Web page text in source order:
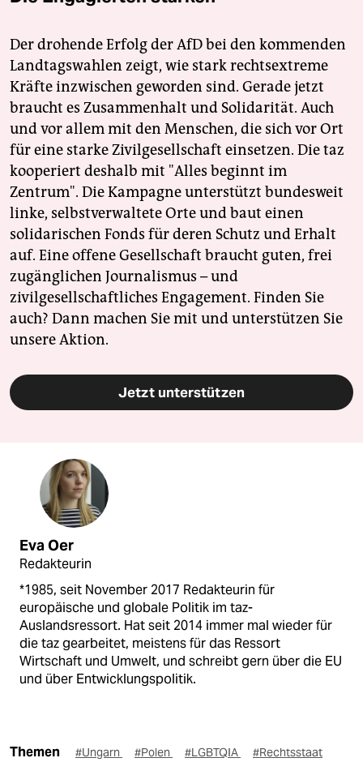
Der drohende Erfolg der AfD bei den kommenden
Landtagswahlen zeigt, wie stark rechtsextreme
Kräfte inzwischen geworden sind. Gerade jetzt
braucht es Zusammenhalt und Solidarität. Auch
und vor allem mit den Menschen, die sich vor Ort
für eine starke Zivilgesellschaft einsetzen. Die taz
kooperiert deshalb mit "Alles beginnt im
Zentrum". Die Kampagne unterstützt bundesweit
linke, selbstverwaltete Orte und baut einen
solidarischen Fonds für deren Schutz und Erhalt
auf. Eine offene Gesellschaft braucht guten, frei
zugänglichen Journalismus – und
zivilgesellschaftliches Engagement. Finden Sie
auch? Dann machen Sie mit und unterstützen Sie
unsere Aktion.
Jetzt unterstützen
Eva Oer
Redakteurin
*1985, seit November 2017 Redakteurin für
europäische und globale Politik im taz-
Auslandsressort. Hat seit 2014 immer mal wieder für
die taz gearbeitet, meistens für das Ressort
Wirtschaft und Umwelt, und schreibt gern über die EU
und über Entwicklungspolitik.
Themen #Ungarn #Polen #LGBTQIA #Rechtsstaat